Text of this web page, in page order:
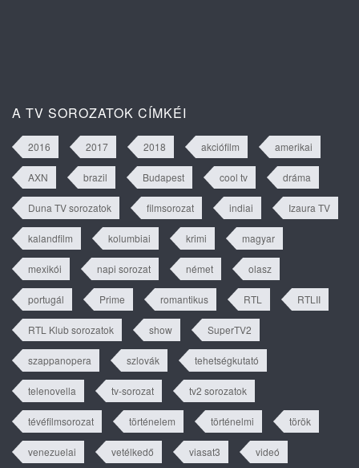
A TV SOROZATOK CÍMKÉI
2016 2017 2018 akciófilm amerikai
AXN brazil Budapest cool tv dráma
Duna TV sorozatok filmsorozat indiai Izaura TV
kalandfilm kolumbiai krimi magyar
mexikói napi sorozat német olasz
portugál Prime romantikus RTL RTLII
RTL Klub sorozatok show SuperTV2
szappanopera szlovák tehetségkutató
telenovella tv-sorozat tv2 sorozatok
tévéfilmsorozat történelem történelmi török
venezuelai vetélkedő viasat3 videó